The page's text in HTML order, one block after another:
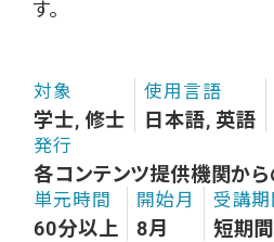
す。
対象
学士, 修士
使用言語
日本語, 英語
発行
各コンテンツ提供機関か
単元時間
60分以上
開始月
8月
受講期
短期間